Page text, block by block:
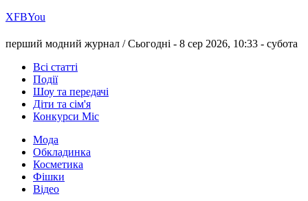
ХFBYou
перший модний журнал /Сьогодні - 8 сер 2026, 10:33 - субота
Всі статті
Події
Шоу та передачі
Діти та сім'я
Конкурси Міс
Мода
Обкладинка
Косметика
Фішки
Відео